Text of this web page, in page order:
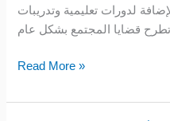
لدورات تعليمية وتدريبات
قضايا المجتمع بشكل عام
Read More »